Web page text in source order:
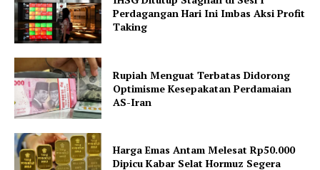
Perdagangan Hari Ini Imbas Aksi Profit
Taking
Rupiah Menguat Terbatas Didorong
Optimisme Kesepakatan Perdamaian
AS-Iran
Harga Emas Antam Melesat Rp50.000
Dipicu Kabar Selat Hormuz Segera